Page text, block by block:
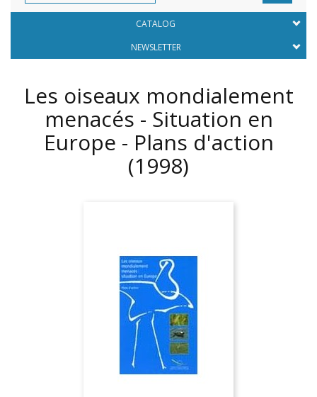
CATALOG
NEWSLETTER
Les oiseaux mondialement
menacés - Situation en
Europe - Plans d'action
(1998)